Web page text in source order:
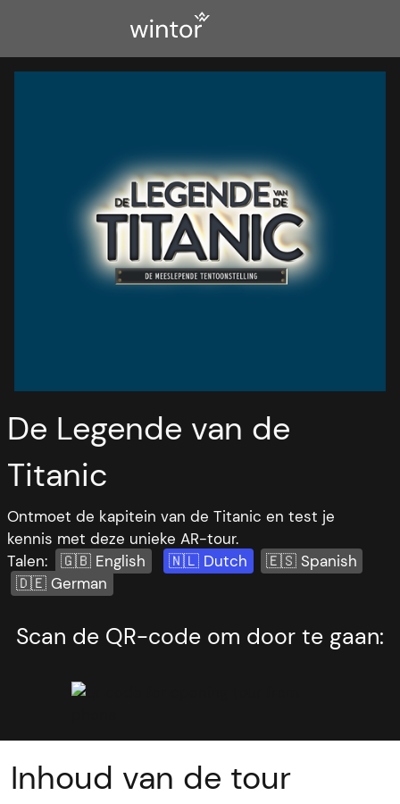
De Legende van de
Titanic
Ontmoet de kapitein van de Titanic en test je
kennis met deze unieke AR-tour.
Talen:
🇬🇧 English 🇳🇱 Dutch
🇪🇸 Spanish
🇩🇪 German
Scan de QR-code om door te gaan:
Inhoud van de tour